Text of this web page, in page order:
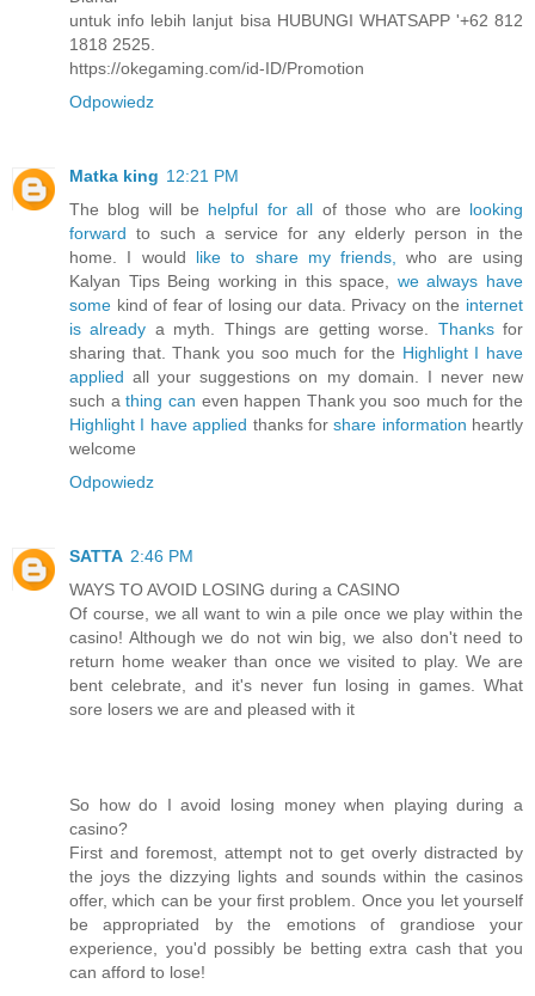
untuk info lebih lanjut bisa HUBUNGI WHATSAPP '+62 812
1818 2525.
https://okegaming.com/id-ID/Promotion
Odpowiedz
Matka king 12:21 PM
The blog will be helpful for all of those who are looking
forward to such a service for any elderly person in the
home. I would like to share my friends,who are using
Kalyan Tips Being working in this space, we always have
some kind of fear of losing our data. Privacy on the internet
is already a myth. Things are getting worse. Thanksfor
sharing that. Thank you soo much for the Highlight I have
applied all your suggestions on my domain. I never new
such athing can even happen Thank you soo much for the
Highlight I have applied thanks forshare information heartly
welcome
Odpowiedz
SATTA 2:46 PM
WAYS TO AVOID LOSING during a CASINO
Of course, we all want to win a pile once we play within the
casino! Although we do not win big, we also don't need to
return home weaker than once we visited to play. We are
bent celebrate, and it's never fun losing in games. What
sore losers we are and pleased with it
So how do I avoid losing money when playing during a
casino?
First and foremost, attempt not to get overly distracted by
the joys the dizzying lights and sounds within the casinos
offer, which can be your first problem. Once you let yourself
be appropriated by the emotions of grandiose your
experience, you'd possibly be betting extra cash that you
can afford to lose!